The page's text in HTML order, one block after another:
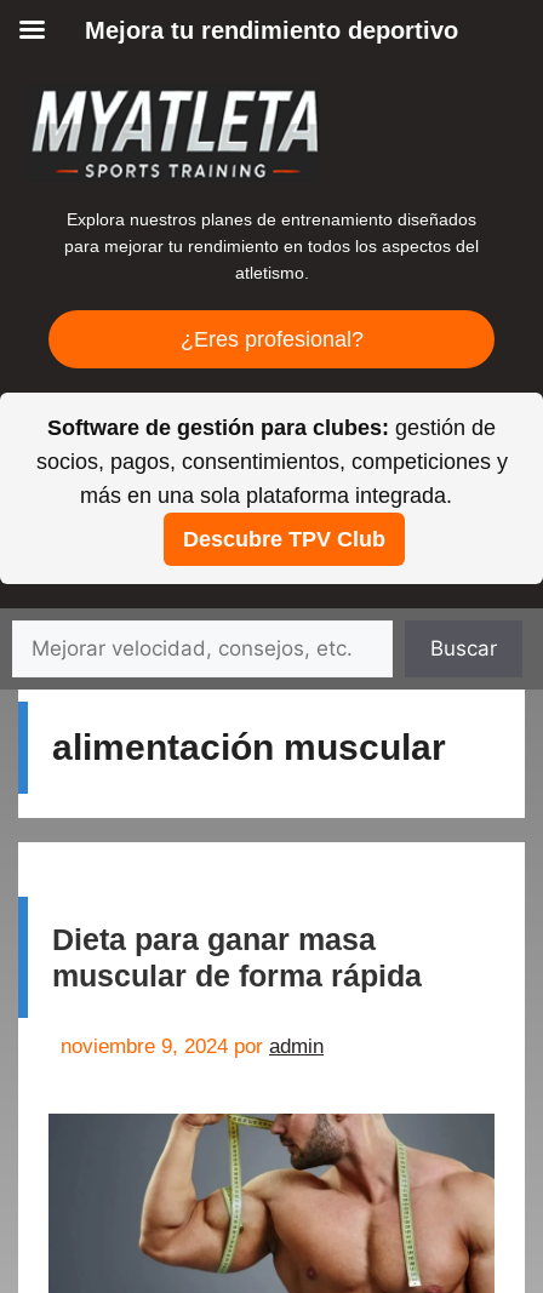
Explora nuestros planes de entrenamiento diseñados
para mejorar tu rendimiento en todos los aspectos del
atletismo.
¿Eres profesional?
Software de gestión para clubes: gestión de
socios, pagos, consentimientos, competiciones y
más en una sola plataforma integrada.
Descubre TPV Club
Saltar
contenido
Buscar
alimentación muscular
Dieta para ganar masa
muscular de forma rápida
noviembre 9, 2024 por admin
Mejora tu rendimiento deportivo